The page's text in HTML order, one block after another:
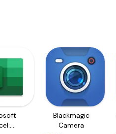
Blackmagic
Camera